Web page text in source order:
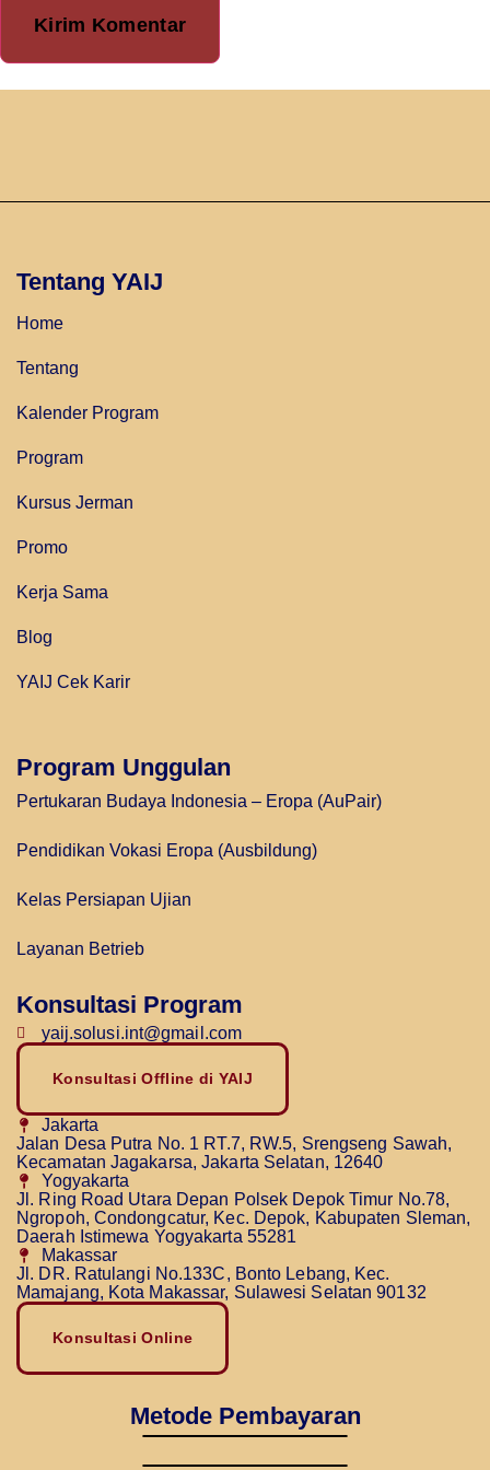
Tentang YAIJ
Home
Tentang
Kalender Program
Program
Kursus Jerman
Promo
Kerja Sama
Blog
YAIJ Cek Karir
Program Unggulan
Pertukaran Budaya Indonesia – Eropa (AuPair)
Pendidikan Vokasi Eropa (Ausbildung)
Kelas Persiapan Ujian
Layanan Betrieb
Konsultasi Program
yaij.solusi.int@gmail.com
Konsultasi Offline di YAIJ
Jakarta
Jalan Desa Putra No. 1 RT.7, RW.5, Srengseng Sawah,
Kecamatan Jagakarsa, Jakarta Selatan, 12640
Yogyakarta
Jl. Ring Road Utara Depan Polsek Depok Timur No.78,
Ngropoh, Condongcatur, Kec. Depok, Kabupaten Sleman,
Daerah Istimewa Yogyakarta 55281
Makassar
Jl. DR. Ratulangi No.133C, Bonto Lebang, Kec.
Mamajang, Kota Makassar, Sulawesi Selatan 90132
Konsultasi Online
Metode Pembayaran